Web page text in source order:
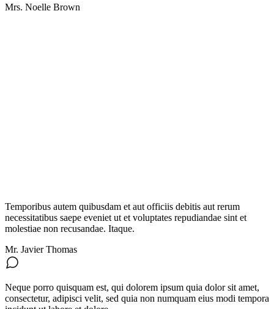
Mrs. Noelle Brown
Temporibus autem quibusdam et aut officiis debitis aut rerum
necessitatibus saepe eveniet ut et voluptates repudiandae sint et
molestiae non recusandae. Itaque.
Mr. Javier Thomas
Neque porro quisquam est, qui dolorem ipsum quia dolor sit amet,
consectetur, adipisci velit, sed quia non numquam eius modi tempora